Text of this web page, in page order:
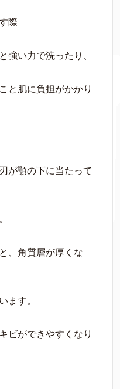
際
強い力で洗ったり、
と肌に負担がかかり
が顎の下に当たって
、角質層が厚くな
ます。
ビができやすくなり